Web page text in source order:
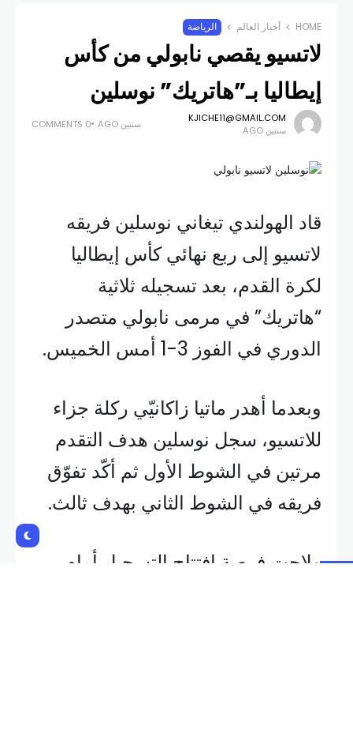
HOME أخبار العالم الرياضة
لاتسيو يقصي نابولي من كأس
إيطاليا بـ”هاتريك” نوسلين
KJICHE11@GMAIL.COM
سنتين AGO
سنتين AGO 0 COMMENTS
قاد الهولندي تيغاني نوسلين فريقه
لاتسيو إلى ربع نهائي كأس إيطاليا
لكرة القدم، بعد تسجيله ثلاثية
“هاتريك” في مرمى نابولي متصدر
الدوري في الفوز 3-1 أمس الخميس.
وبعدما أهدر ماتيا زاكانيّي ركلة جزاء
للاتسيو، سجل نوسلين هدف التقدم
مرتين في الشوط الأول ثم أكّد تفوّق
فريقه في الشوط الثاني بهدف ثالث.
ولاحت فرصة افتتاح التسجيل أمام